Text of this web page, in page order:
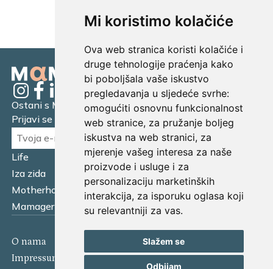
Mi koristimo kolačiće
Ova web stranica koristi kolačiće i
druge tehnologije praćenja kako
bi poboljšala vaše iskustvo
pregledavanja u sljedeće svrhe:
omogućiti osnovnu funkcionalnost
web stranice, za pružanje boljeg
iskustva na web stranici, za
mjerenje vašeg interesa za naše
proizvode i usluge i za
personalizaciju marketinških
interakcija, za isporuku oglasa koji
su relevantniji za vas.
Slažem se
Odbijam
Life
Financijska pismenost
Iza zida
Business
Motherhood
Tatager
Mamager Intervju
Multitasking kitchen
Ostani s Mamagerom
Prijavi se na naš newsletter.
O nama
Kontakt
Impressum
Izjava o kolačićima